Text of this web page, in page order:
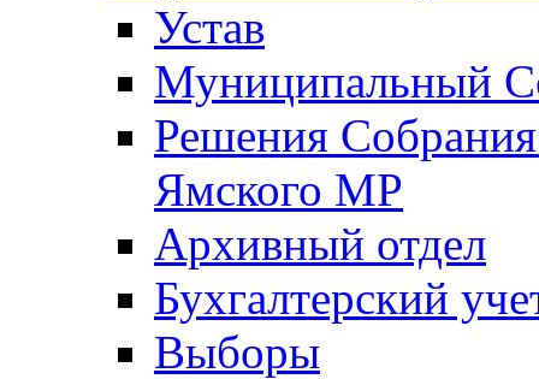
Устав
Муниципальный
Решения
Ямского МР
Архивный отдел
Бухгалтерский
Выборы